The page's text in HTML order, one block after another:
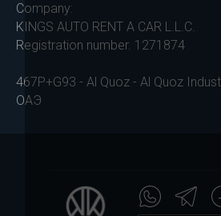
Company:
KINGS AUTO RENT A CAR L.L.C.
Registration number. 1271874
467P+G93 - Al Quoz - Al Quoz
ОАЭ